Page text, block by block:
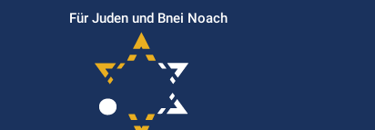
Für Juden und Bnei Noach